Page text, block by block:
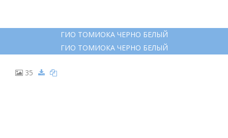
ГИО ТОМИОКА ЧЕРНО БЕЛЫЙ
ГИО ТОМИОКА ЧЕРНО БЕЛЫЙ
35